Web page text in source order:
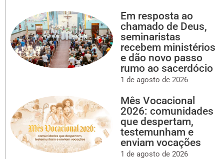
Em resposta ao
chamado de Deus,
seminaristas
recebem ministérios
e dão novo passo
rumo ao sacerdócio
1 de agosto de 2026
Mês Vocacional
2026: comunidades
que despertam,
testemunham e
enviam vocações
1 de agosto de 2026